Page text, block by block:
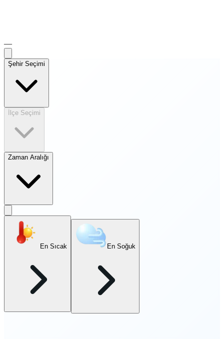
—
Şehir Seçimi
İlçe Seçimi
Zaman Aralığı
En Sıcak En Soğuk